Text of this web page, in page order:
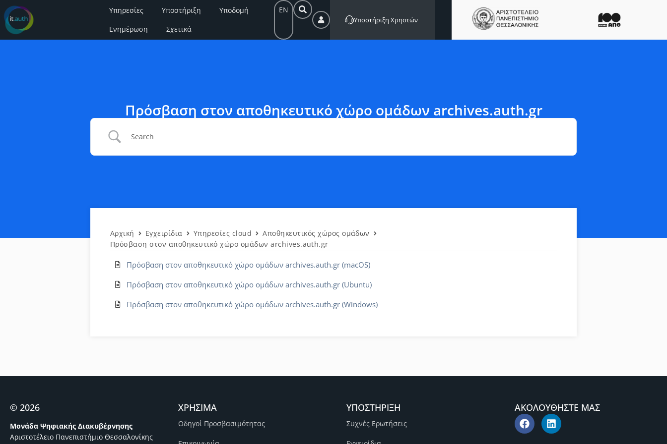
Υπηρεσίες Υποστήριξη
Υποδομή
Ενημέρωση
Σχετικά
EN
Υποστήριξη Χρηστών
Πρόσβαση στον αποθηκευτικό χώρο ομάδων archives.auth.gr
Αρχική Εγχειρίδια Υπηρεσίες cloud
Αποθηκευτικός χώρος ομάδων
Πρόσβαση στον αποθηκευτικό χώρο ομάδων archives.auth.gr
Πρόσβαση στον αποθηκευτικό χώρο ομάδων archives.auth.gr (macOS)
Πρόσβαση στον αποθηκευτικό χώρο ομάδων archives.auth.gr (Ubuntu)
Πρόσβαση στον αποθηκευτικό χώρο ομάδων archives.auth.gr (Windows)
© 2026
Μονάδα Ψηφιακής Διακυβέρνησης
Αριστοτέλειο Πανεπιστήμιο Θεσσαλονίκης
ΧΡΗΣΙΜΑ
Οδηγοί Προσβασιμότητας
ΥΠΟΣΤΗΡΙΞΗ
Συχνές Ερωτήσεις
ΑΚΟΛΟΥΘΗΣΤΕ ΜΑΣ